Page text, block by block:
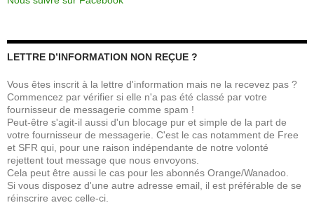
LETTRE D’INFORMATION NON REÇUE ?
Vous êtes inscrit à la lettre d'information mais ne la recevez pas ?
Commencez par vérifier si elle n'a pas été classé par votre
fournisseur de messagerie comme spam !
Peut-être s'agit-il aussi d'un blocage pur et simple de la part de
votre fournisseur de messagerie. C'est le cas notamment de Free
et SFR qui, pour une raison indépendante de notre volonté
rejettent tout message que nous envoyons.
Cela peut être aussi le cas pour les abonnés Orange/Wanadoo.
Si vous disposez d'une autre adresse email, il est préférable de se
réinscrire avec celle-ci.